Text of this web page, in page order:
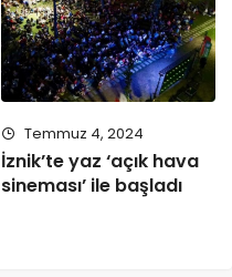
Temmuz 4, 2024
İznik’te yaz ‘açık hava
sineması’ ile başladı